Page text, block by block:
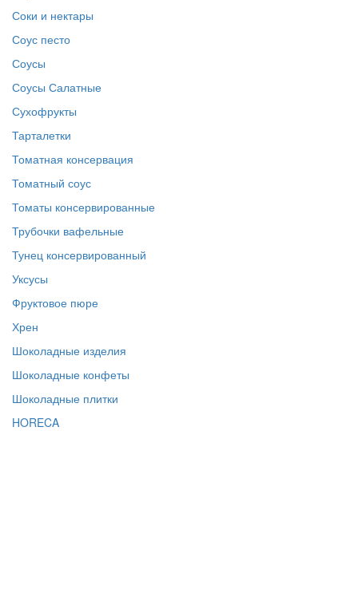
Соки и нектары
Соус песто
Соусы
Соусы Салатные
Сухофрукты
Тарталетки
Томатная консервация
Томатный соус
Томаты консервированные
Трубочки вафельные
Тунец консервированный
Уксусы
Фруктовое пюре
Хрен
Шоколадные изделия
Шоколадные конфеты
Шоколадные плитки
HORECA